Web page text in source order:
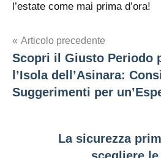
l’estate come mai prima d’ora!
Navigazione
articoli
Articolo precedente
Scopri il Giusto Periodo
l’Isola dell’Asinara:
Suggerimenti per
La sicurezza